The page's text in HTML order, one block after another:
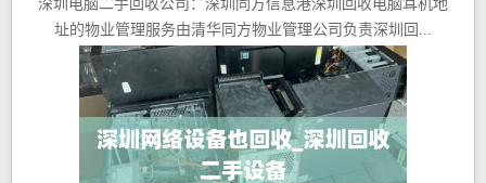
深圳电脑二手回收公司：深圳同方信息港深圳回收电脑耳机地
址的物业管理服务由清华同方物业管理公司负责深圳回...